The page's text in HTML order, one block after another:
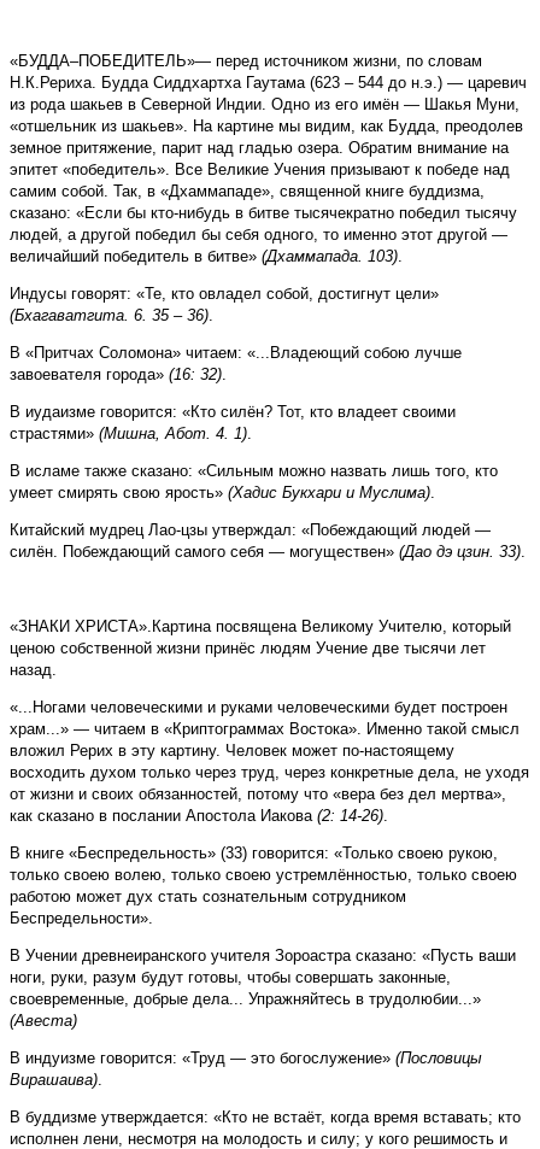
«БУДДА–ПОБЕДИТЕЛЬ»— перед источником жизни, по словам
Н.К.Рериха. Будда Сиддхартха Гаутама (623 – 544 до н.э.) — царевич
из рода шакьев в Северной Индии. Одно из его имён — Шакья Муни,
«отшельник из шакьев». На картине мы видим, как Будда, преодолев
земное притяжение, парит над гладью озера. Обратим внимание на
эпитет «победитель». Все Великие Учения призывают к победе над
самим собой. Так, в «Дхаммападе», священной книге буддизма,
сказано: «Если бы кто-нибудь в битве тысячекратно победил тысячу
людей, а другой победил бы себя одного, то именно этот другой —
величайший победитель в битве» (Дхаммапада. 103)
Индусы говорят: «Те, кто овладел собой, достигнут цели»
(Бхагаватгита. 6. 35 – 36)
В «Притчах Соломона» читаем: «...Владеющий собою лучше
завоевателя города» (16: 32)
В иудаизме говорится: «Кто силён? Тот, кто владеет своими
страстями» (Мишна, Абот. 4. 1)
В исламе также сказано: «Сильным можно назвать лишь того, кто
умеет смирять свою ярость» (Хадис Букхари и Муслима)
Китайский мудрец Лао-цзы утверждал: «Побеждающий людей —
силён. Побеждающий самого се­бя — могуществен» (Дао дэ цзин. 33)
«ЗНАКИ ХРИСТА».Картина посвящена Великому Учителю, который
ценою собственной жизни принёс людям Учение две тысячи лет
назад.
«...Ногами человеческими и руками человеческими будет построен
храм...» — читаем в «Криптограммах Востока». Именно такой смысл
вложил Рерих в эту картину. Человек может по-настоящему
восходить духом только через труд, через конкретные дела, не уходя
от жизни и своих обязанностей, потому что «вера без дел мертва»,
как сказано в послании Апостола Иакова (2: 14-26)
В книге «Беспредельность» (33) говорится: «Только своею рукою,
только своею волею, только своею устремлённостью, только своею
работою может дух стать сознательным сотрудником
Беспредельности».
В Учении древнеиранского учителя Зороастра сказано: «Пусть ваши
ноги, руки, разум будут готовы, чтобы совершать законные,
своевременные, добрые дела... Упражняйтесь в трудолюбии...»
(Авеста)
В индуизме говорится: «Труд — это богослужение» (Пословицы
Вирашаива)
В буддизме утверждается: «Кто не встаёт, когда время вставать; кто
исполнен лени, несмотря на молодость и силу; у кого решимость и